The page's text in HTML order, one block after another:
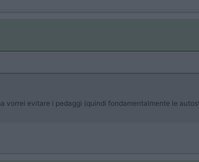
vorrei evitare i pedaggi (quindi fondamentalmente le